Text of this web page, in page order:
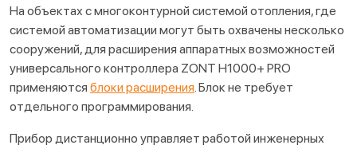
На объектах с многоконтурной системой отопления, где
системой автоматизации могут быть охвачены несколько
сооружений, для расширения аппаратных возможностей
универсального контроллера ZONT H1000+ PRO
применяются блоки расширения. Блок не требует
отдельного программирования.
Прибор дистанционно управляет работой инженерных